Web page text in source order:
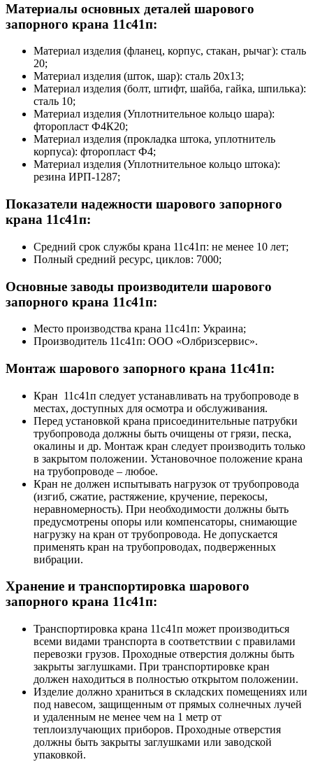
Материалы основных деталей шарового
запорного крана 11с41п:
Материал изделия (фланец, корпус, стакан, рычаг): сталь
20;
Материал изделия (шток, шар): сталь 20х13;
Материал изделия (болт, штифт, шайба, гайка, шпилька):
сталь 10;
Материал изделия (Уплотнительное кольцо шара):
фторопласт Ф4К20;
Материал изделия (прокладка штока, уплотнитель
корпуса): фторопласт Ф4;
Материал изделия (Уплотнительное кольцо штока):
резина ИРП-1287;
Показатели надежности шарового запорного
крана 11с41п:
Средний срок службы крана 11с41п: не менее 10 лет;
Полный средний ресурс, циклов: 7000;
Основные заводы производители шарового
запорного крана 11с41п:
Место производства крана 11с41п: Украина;
Производитель 11с41п: ООО «Олбризсервис».
Монтаж шарового запорного крана 11с41п:
Кран 11с41п следует устанавливать на трубопроводе в
местах, доступных для осмотра и обслуживания.
Перед установкой крана присоединительные патрубки
трубопровода должны быть очищены от грязи, песка,
окалины и др. Монтаж кран следует производить только
в закрытом положении. Установочное положение крана
на трубопроводе – любое.
Кран не должен испытывать нагрузок от трубопровода
(изгиб, сжатие, растяжение, кручение, перекосы,
неравномерность). При необходимости должны быть
предусмотрены опоры или компенсаторы, снимающие
нагрузку на кран от трубопровода. Не допускается
применять кран на трубопроводах, подверженных
вибрации.
Хранение и транспортировка шарового
запорного крана 11с41п:
Транспортировка крана 11с41п может производиться
всеми видами транспорта в соответствии с правилами
перевозки грузов. Проходные отверстия должны быть
закрыты заглушками. При транспортировке кран
должен находиться в полностью открытом положении.
Изделие должно храниться в складских помещениях или
под навесом, защищенным от прямых солнечных лучей
и удаленным не менее чем на 1 метр от
теплоизлучающих приборов. Проходные отверстия
должны быть закрыты заглушками или заводской
упаковкой.